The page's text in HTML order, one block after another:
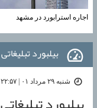
اجاره استرابورد در مشهد
بیلبورد
شنبه ۲۹ مرداد ۰۱ | ۲۲:۵۷